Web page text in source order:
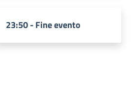
23:50 - Fine evento